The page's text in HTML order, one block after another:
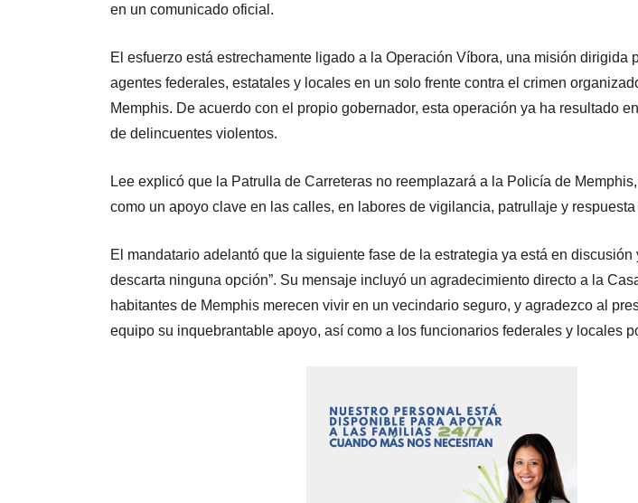
en un comunicado oficial.
El esfuerzo está estrechamente ligado a la Operación Víbora, una misión dirigida
agentes federales, estatales y locales en un solo frente contra el crimen
Memphis. De acuerdo con el propio gobernador, esta operación ya ha resultado
de delincuentes violentos.
Lee explicó que la Patrulla de Carreteras no reemplazará a la Policía de
como un apoyo clave en las calles, en labores de vigilancia, patrullaje y respuesta
El mandatario adelantó que la siguiente fase de la estrategia ya está en discusión
descarta ninguna opción”. Su mensaje incluyó un agradecimiento directo a la
habitantes de Memphis merecen vivir en un vecindario seguro, y agradezco al
equipo su inquebrantable apoyo, así como a los funcionarios federales y locales